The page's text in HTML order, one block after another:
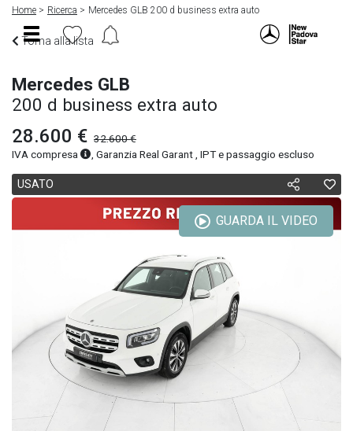
Home Ricerca Mercedes GLB 200 d business extra auto
Torna alla lista
Mercedes GLB
200 d business extra auto
28.600 € 32.600 €
IVA compresa
, Garanzia Real Garant , IPT e passaggio escluso
USATO
GUARDA IL VIDEO